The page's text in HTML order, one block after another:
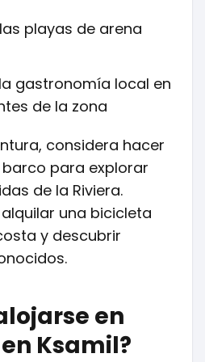
playas de arena
gastronomía local en
de la zona
considera hacer
para explorar
de la Riviera.
una bicicleta
y descubrir
en
Ksamil?